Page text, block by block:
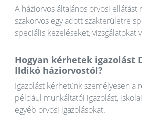
A háziorvos általános orvosi ellátást
szakorvos egy adott szakterületre
speciális kezeléseket, vizsgálatokat
Hogyan kérhetek igazolást
Ildikó háziorvostól?
Igazolást kérhetünk személyesen a
például munkáltatói igazolást,
egyéb orvosi igazolásokat.